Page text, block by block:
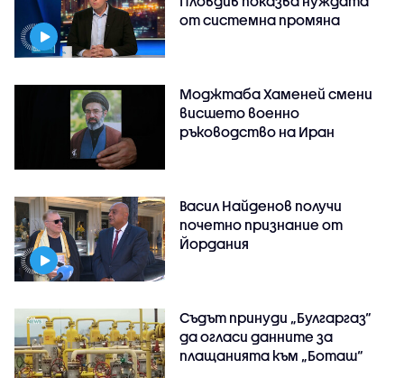
от системна промяна
Моджтаба Хаменей смени
висшето военно
ръководство на Иран
Васил Найденов получи
почетно признание от
Йордания
Съдът принуди „Булгаргаз“
да огласи данните за
плащанията към „Боташ“